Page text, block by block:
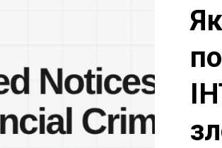
фінансові
злочини